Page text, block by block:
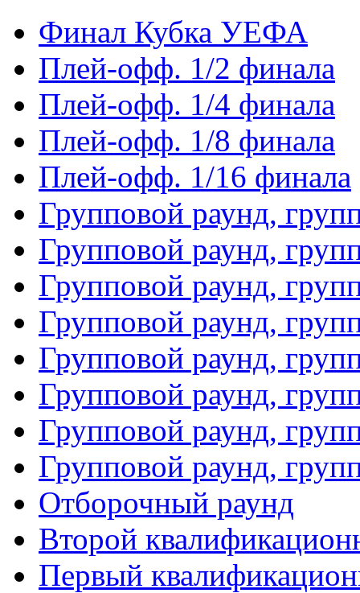
Финал Кубка УЕФА
Плей-офф. 1/2 финала
Плей-офф. 1/4 финала
Плей-офф. 1/8 финала
Плей-офф. 1/16 финала
Групповой раунд,
Групповой раунд,
Групповой раунд,
Групповой раунд,
Групповой раунд,
Групповой раунд,
Групповой раунд,
Групповой раунд,
Отборочный раунд
Второй
Первый